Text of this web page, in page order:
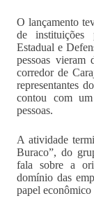
O lançamento
de instituições
Estadual e
pessoas vieram
corredor de
representantes
contou com
pessoas.
A atividade
Buraco”, do
fala sobre a
domínio das
papel econômico